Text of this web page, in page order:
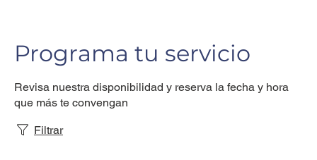
Programa tu servicio
Revisa nuestra disponibilidad y reserva la fecha y hora
que más te convengan
Filtrar